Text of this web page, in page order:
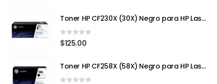
Toner HP CF230X (30X) Negro para HP LaserJet Pro
0out of 5
$125.00
Toner HP CF258X (58X) Negro para HP LaserJet Pro